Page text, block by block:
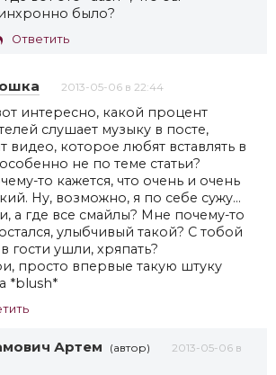
было?
Ответить
2013-05-06 в 22:44
интересно, какой процент
слушает музыку в посте,
видео, которое любят вставлять в
не по теме статьи?
то кажется, что очень и очень
Ну, возможно, я по себе сужу…
а где все смайлы? Мне почему-то
улыбчивый такой? С тобой
гости ушли, хряпать?
просто впервые такую штуку
*blush*
Артем (автор)
2013-05-06 в